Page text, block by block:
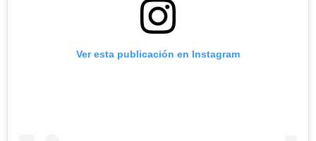
Ver esta publicación en Instagram